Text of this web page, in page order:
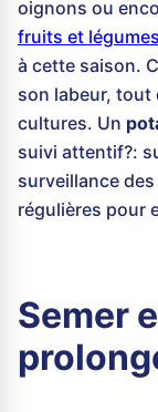
oignons ou
fruits et
à cette saison.
son labeur, tout
cultures. Un
suivi attentif?:
surveillance
régulières pour
Semer